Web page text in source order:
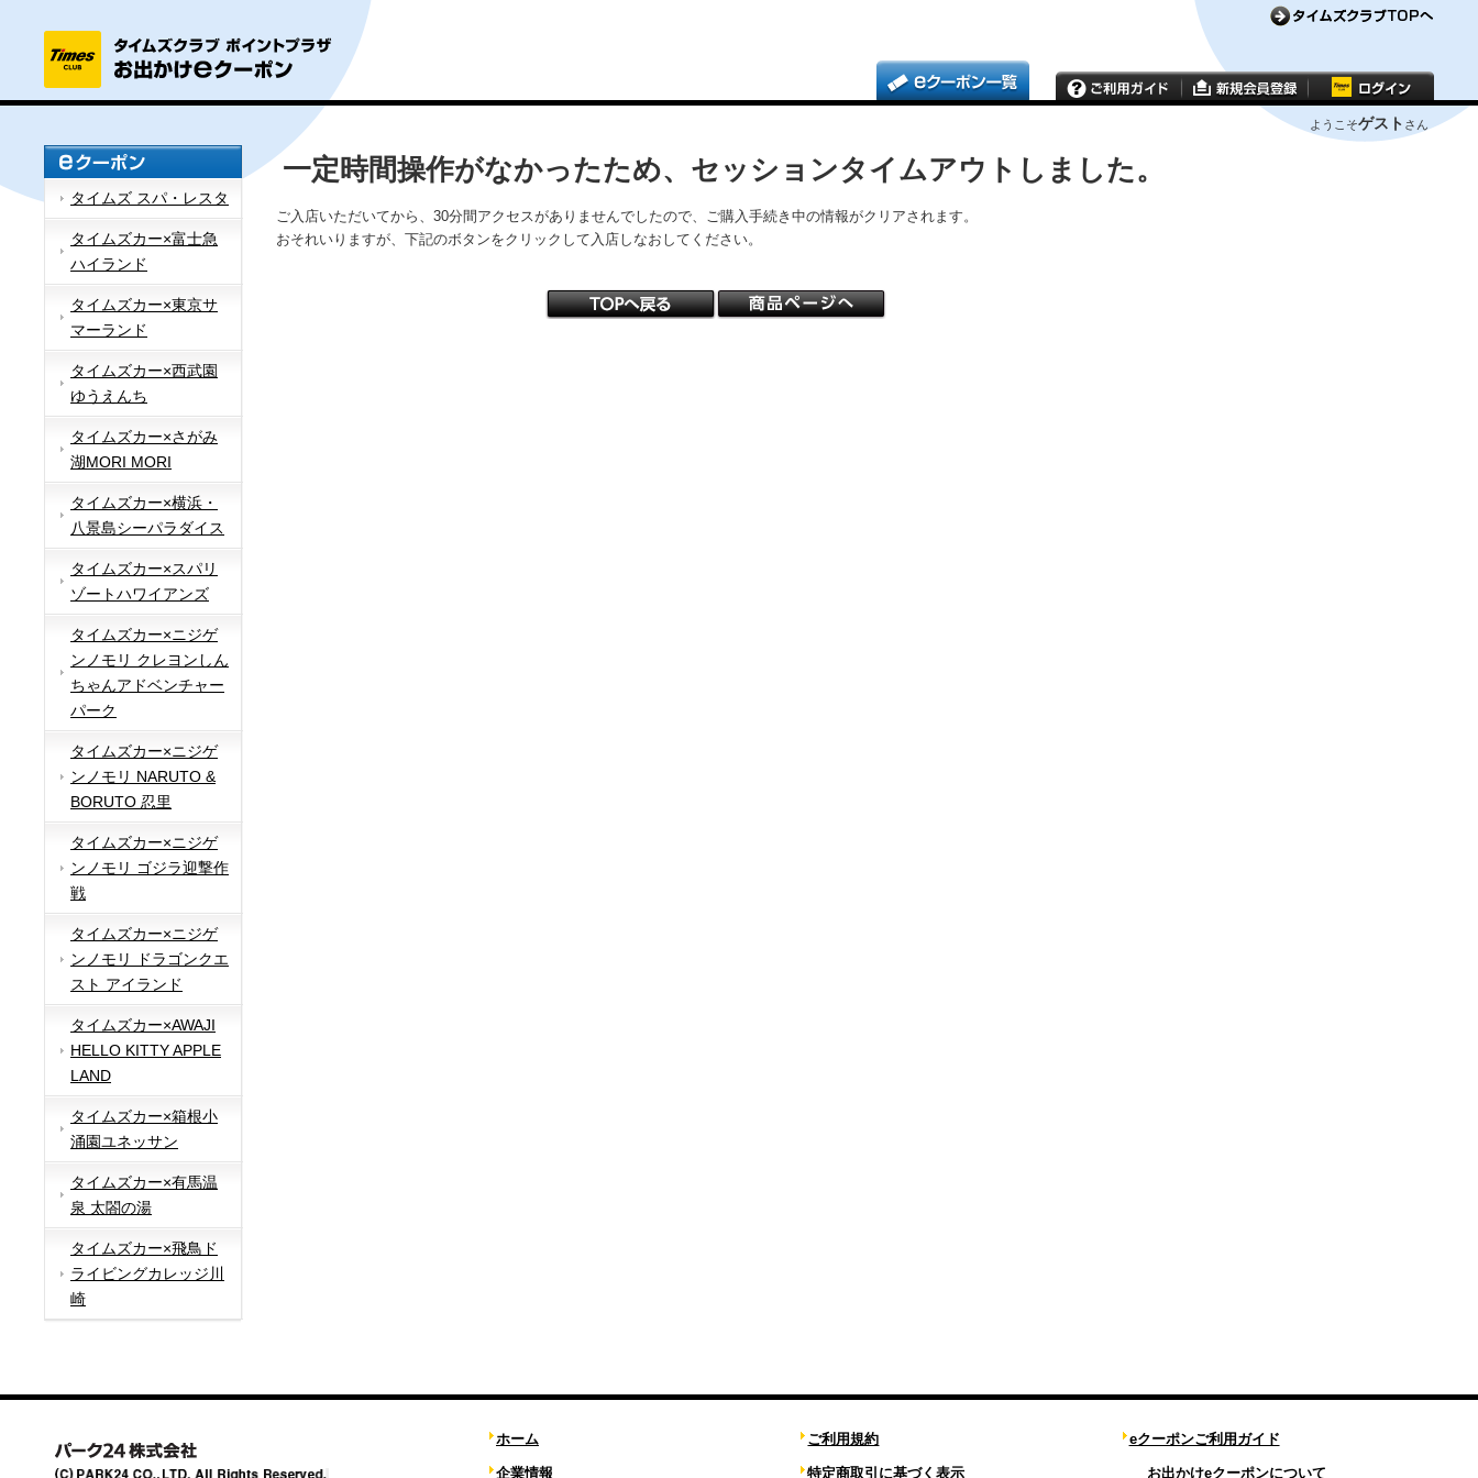
ようこそゲスト さん
タイムズ スパ・レスタ
タイムズカー×富士急
ハイランド
タイムズカー×東京サ
マーランド
タイムズカー×西武園
ゆうえんち
タイムズカー×さがみ
湖MORI MORI
タイムズカー×横浜・
八景島シーパラダイス
タイムズカー×スパリ
ゾートハワイアンズ
タイムズカー×ニジゲ
ンノモリ クレヨンしん
ちゃんアドベンチャー
パーク
タイムズカー×ニジゲ
ンノモリ NARUTO &
BORUTO 忍里
タイムズカー×ニジゲ
ンノモリ ゴジラ迎撃作
戦
タイムズカー×ニジゲ
ンノモリ ドラゴンクエ
スト アイランド
タイムズカー×AWAJI
HELLO KITTY APPLE
LAND
タイムズカー×箱根小
涌園ユネッサン
タイムズカー×有馬温
泉 太閤の湯
タイムズカー×飛鳥ド
ライビングカレッジ川
崎
一定時間操作がなかったため、セッションタイムアウトしました。
ご入店いただいてから、30分間アクセスがありませんでしたので、ご購入手続き中の情報がクリアされます。
おそれいりますが、下記のボタンをクリックして入店しなおしてください。
ホーム
企業情報
ご利用規約
特定商取引に基づく表示
eクーポンご利用ガイド
お出かけeクーポンについて